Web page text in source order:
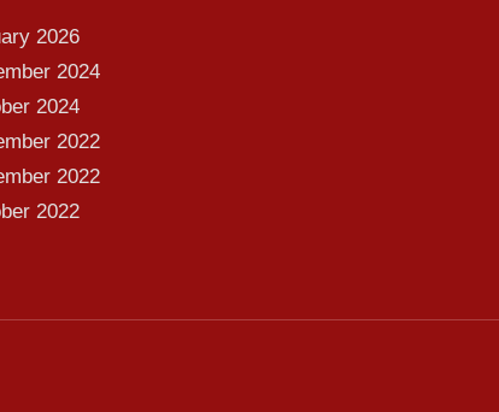
2026
2024
2024
2022
2022
2022